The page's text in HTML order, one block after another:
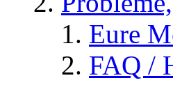
Eure
FAQ /